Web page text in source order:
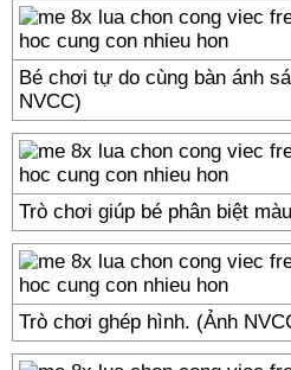
Bé chơi tự do cùng bàn ánh
NVCC)
Trò chơi giúp bé phân biệt
Trò chơi ghép hình. (Ảnh